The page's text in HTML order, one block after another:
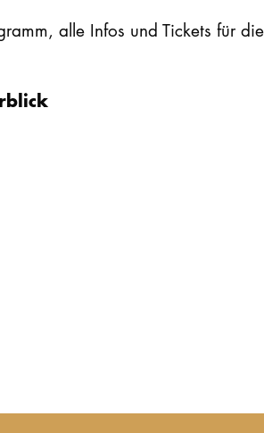
alle Infos und Tickets für